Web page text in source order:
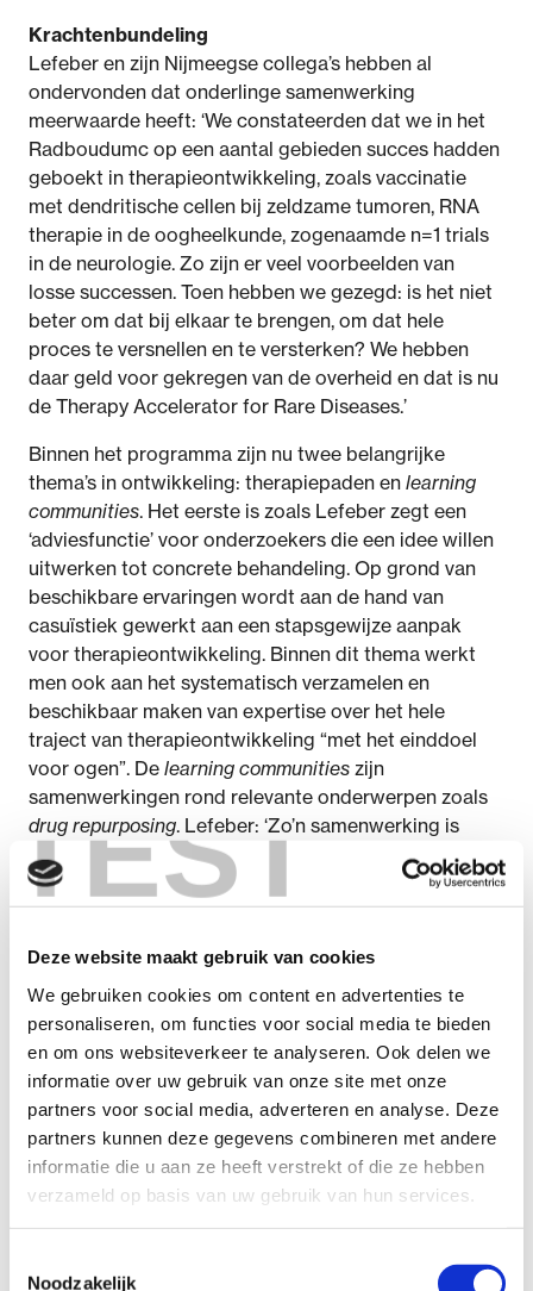
TEST
Deze website maakt gebruik van cookies
We gebruiken cookies om content en advertenties te
personaliseren, om functies voor social media te bieden
en om ons websiteverkeer te analyseren. Ook delen we
informatie over uw gebruik van onze site met onze
partners voor social media, adverteren en analyse. Deze
partners kunnen deze gegevens combineren met andere
informatie die u aan ze heeft verstrekt of die ze hebben
verzameld op basis van uw gebruik van hun services.
Noodzakelijk
Krachtenbundeling
Lefeber en zijn Nijmeegse collega’s hebben al
ondervonden dat onderlinge samenwerking
meerwaarde heeft: ‘We constateerden dat we in het
Radboudumc op een aantal gebieden succes hadden
geboekt in therapieontwikkeling, zoals vaccinatie
met dendritische cellen bij zeldzame tumoren, RNA
therapie in de oogheelkunde, zogenaamde n=1 trials
in de neurologie. Zo zijn er veel voorbeelden van
losse successen. Toen hebben we gezegd: is het niet
beter om dat bij elkaar te brengen, om dat hele
proces te versnellen en te versterken? We hebben
daar geld voor gekregen van de overheid en dat is nu
de Therapy Accelerator for Rare Diseases.’
Binnen het programma zijn nu twee belangrijke
thema’s in ontwikkeling: therapiepaden en learning
communities. Het eerste is zoals Lefeber zegt een
‘adviesfunctie’ voor onderzoekers die een idee willen
uitwerken tot concrete behandeling. Op grond van
beschikbare ervaringen wordt aan de hand van
casuïstiek gewerkt aan een stapsgewijze aanpak
voor therapieontwikkeling. Binnen dit thema werkt
men ook aan het systematisch verzamelen en
beschikbaar maken van expertise over het hele
traject van therapieontwikkeling “met het einddoel
voor ogen”. De learning communities zijn
samenwerkingen rond relevante onderwerpen zoals
drug repurposing. Lefeber: ‘Zo’n samenwerking is
gericht op het delen van kennis, het opzetten van
onderwijs, maar ook het bij elkaar brengen van
mensen binnen en buiten ons umc, bijvoorbeeld ons
geïnventariseerd voor welke onderwerpen zo’n
learning community een geschikte vorm is.
Samenwerking en krachtenbundeling zijn volgens
Lefeber ook van groot belang op het gebied van
methodologische vragen: ‘Een belangrijke vraag in
het preklinisch onderzoek is bijvoorbeeld de
voorspellende waarde van modelsystemen. Als je
onderzoek doet naar mogelijke behandelingen, heb je
geldt bijvoorbeeld ook bij de vraag welke